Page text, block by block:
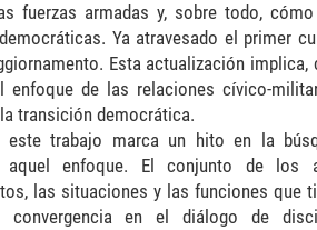
fuerzas armadas y, sobre todo,
Ya atravesado el primer
Esta actualización
enfoque de las relaciones cívico-
transición democrática.
este trabajo marca un hito en la
aquel enfoque. El conjunto de
las situaciones y las funciones que
en el diálogo de